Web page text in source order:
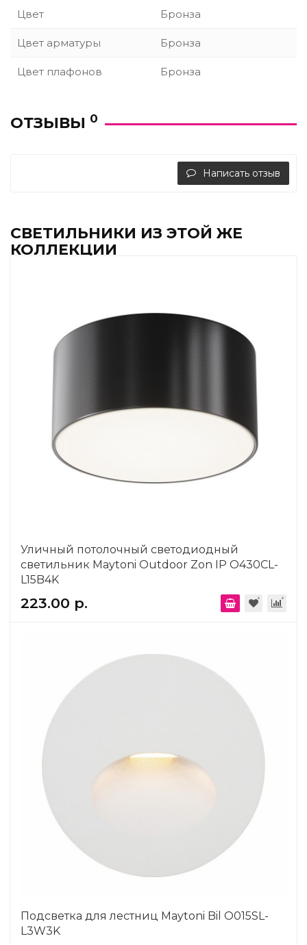
Цвет Бронза
Цвет арматуры Бронза
Цвет плафонов Бронза
ОТЗЫВЫ 0
Написать отзыв
СВЕТИЛЬНИКИ ИЗ ЭТОЙ ЖЕ
КОЛЛЕКЦИИ
Уличный потолочный светодиодный
светильник Maytoni Outdoor Zon IP O430CL-
L15B4K
223.00 р.
Подсветка для лестниц Maytoni Bil O015SL-
L3W3K